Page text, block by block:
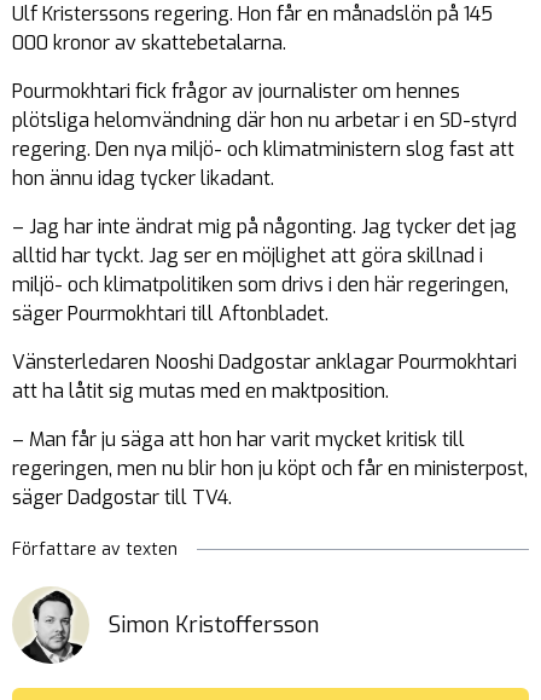
Ulf Kristerssons regering. Hon får en månadslön på 145
000 kronor av skattebetalarna.
Pourmokhtari fick frågor av journalister om hennes
plötsliga helomvändning där hon nu arbetar i en SD-styrd
regering. Den nya miljö- och klimatministern slog fast att
hon ännu idag tycker likadant.
– Jag har inte ändrat mig på någonting. Jag tycker det jag
alltid har tyckt. Jag ser en möjlighet att göra skillnad i
miljö- och klimatpolitiken som drivs i den här regeringen,
säger Pourmokhtari till Aftonbladet.
Vänsterledaren Nooshi Dadgostar anklagar Pourmokhtari
att ha låtit sig mutas med en maktposition.
– Man får ju säga att hon har varit mycket kritisk till
regeringen, men nu blir hon ju köpt och får en ministerpost,
säger Dadgostar till TV4.
Författare av texten
Simon Kristoffersson